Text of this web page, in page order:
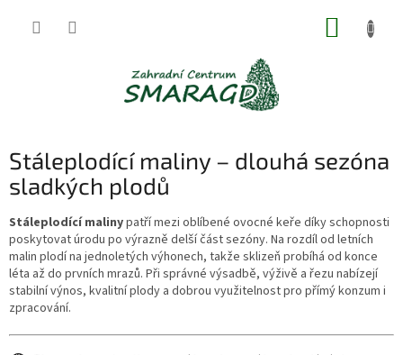
Stáleplodící maliny – dlouhá sezóna
sladkých plodů
Stáleplodící malinypatří mezi oblíbené ovocné keře díky schopnosti
poskytovat úrodu po výrazně delší část sezóny. Na rozdíl od letních
malin plodí na jednoletých výhonech, takže sklizeň probíhá od konce
léta až do prvních mrazů. Při správné výsadbě, výživě a řezu nabízejí
stabilní výnos, kvalitní plody a dobrou využitelnost pro přímý konzum i
zpracování.